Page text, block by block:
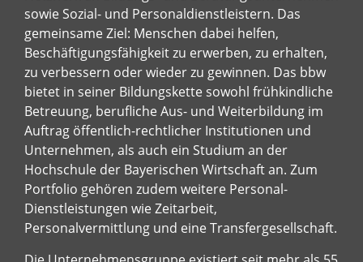
sowie Sozial- und Personaldienstleistern. Das
gemeinsame Ziel: Menschen dabei helfen,
Beschäftigungsfähigkeit zu erwerben, zu erhalten,
zu verbessern oder wieder zu gewinnen. Das bbw
bietet in seiner Bildungskette sowohl frühkindliche
Betreuung, berufliche Aus- und Weiterbildung im
Auftrag öffentlich-rechtlicher Institutionen und
Unternehmen, als auch ein Studium an der
Hochschule der Bayerischen Wirtschaft an. Zum
Portfolio gehören zudem weitere Personal-
Dienstleistungen wie Zeitarbeit,
Personalvermittlung und eine Transfergesellschaft.